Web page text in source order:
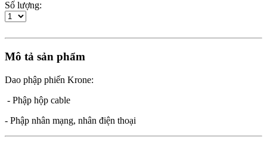
Số lượng:
Mô tả sản phẩm
Dao phập phiến Krone:
- Phập hộp cable
- Phập nhân mạng, nhân điện thoại